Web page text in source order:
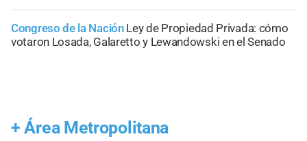
Congreso de la Nación Ley de Propiedad Privada: cómo
votaron Losada, Galaretto y Lewandowski en el Senado
+ Área Metropolitana